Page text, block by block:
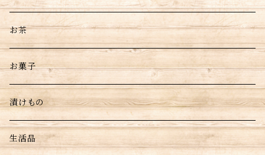
お茶
お菓子
漬けもの
生活品